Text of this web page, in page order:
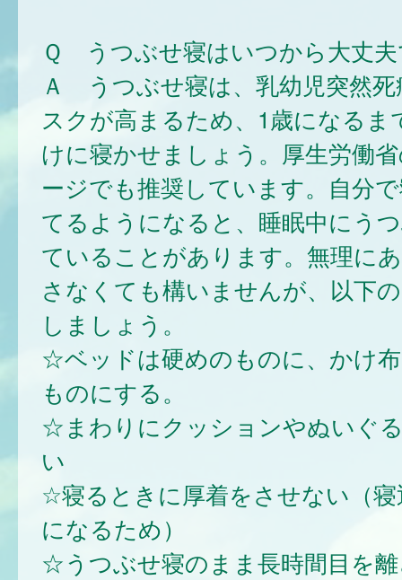
Ｑ うつぶせ寝はいつから大丈
Ａ うつぶせ寝は、乳幼児突然死
スクが高まるため、1歳になるま
けに寝かせましょう。厚生労働
ージでも推奨しています。自分
てるようになると、睡眠中にう
ていることがあります。無理に
さなくても構いませんが、以下
しましょう。
☆ベッドは硬めのものに、かけ
ものにする。
☆まわりにクッションやぬいぐ
い
☆寝るときに厚着をさせない（
になるため）
☆うつぶせ寝のまま長時間目を